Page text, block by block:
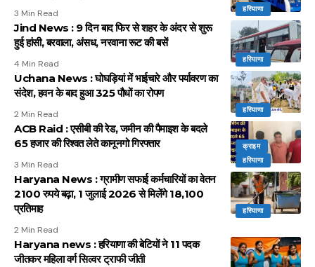
हरियाणा
3 Min Read
हरियाणा
Jind News : 9 दिन बाद फिर से शहर के अंदर से शुरू
हुई हांसी, बरवाला, अंसध, नरवाना रूट की बसें
4 Min Read
हरियाणा
Uchana News : घोघड़ियां में भाईचारे और पर्यावरण का
संदेश, हवन के बाद हुआ 325 पौधों का रोपण
2 Min Read
क्राइम
हरियाणा
ACB Raid : एसीबी की रेड, जमीन की पैमाइश के बदले
65 हजार की रिश्वत लेते कानूनगो गिरफ्तार
3 Min Read
हरियाणा
Haryana News : ग्रामीण सफाई कर्मचारियों का वेतन
2100 रुपये बढ़ा, 1 जुलाई 2026 से मिलेंगे 18,100
प्रतिमाह
2 Min Read
Haryana news : हरियाणा की बेटियों ने 11 पदक
जीतकर महिला वर्ग सिल्वर ट्राफी जीती